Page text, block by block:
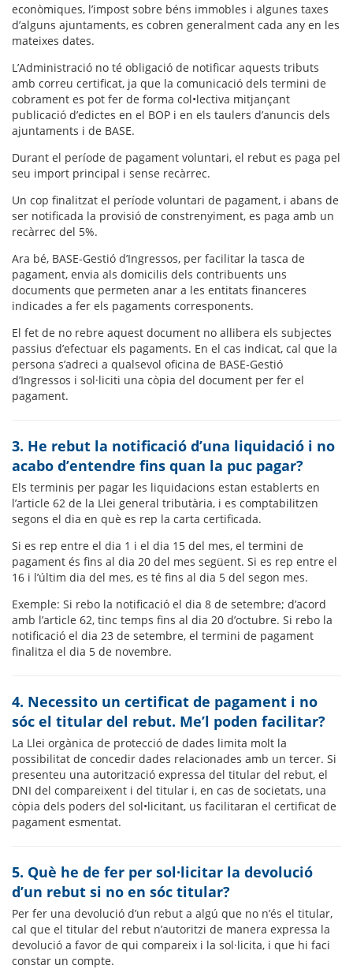
econòmiques, l’impost sobre béns immobles i algunes taxes
d’alguns ajuntaments, es cobren generalment cada any en les
mateixes dates.
L’Administració no té obligació de notificar aquests tributs
amb correu certificat, ja que la comunicació dels termini de
cobrament es pot fer de forma col•lectiva mitjançant
publicació d’edictes en el BOP i en els taulers d’anuncis dels
ajuntaments i de BASE.
Durant el període de pagament voluntari, el rebut es paga pel
seu import principal i sense recàrrec.
Un cop finalitzat el període voluntari de pagament, i abans de
ser notificada la provisió de constrenyiment, es paga amb un
recàrrec del 5%.
Ara bé, BASE-Gestió d’Ingressos, per facilitar la tasca de
pagament, envia als domicilis dels contribuents uns
documents que permeten anar a les entitats financeres
indicades a fer els pagaments corresponents.
El fet de no rebre aquest document no allibera els subjectes
passius d’efectuar els pagaments. En el cas indicat, cal que la
persona s’adreci a qualsevol oficina de BASE-Gestió
d’Ingressos i sol·liciti una còpia del document per fer el
pagament.
3. He rebut la notificació d’una liquidació i no
acabo d’entendre fins quan la puc pagar?
Els terminis per pagar les liquidacions estan establerts en
l’article 62 de la Llei general tributària, i es comptabilitzen
segons el dia en què es rep la carta certificada.
Si es rep entre el dia 1 i el dia 15 del mes, el termini de
pagament és fins al dia 20 del mes següent. Si es rep entre el
16 i l’últim dia del mes, es té fins al dia 5 del segon mes.
Exemple: Si rebo la notificació el dia 8 de setembre; d’acord
amb l’article 62, tinc temps fins al dia 20 d’octubre. Si rebo la
notificació el dia 23 de setembre, el termini de pagament
finalitza el dia 5 de novembre.
4. Necessito un certificat de pagament i no
sóc el titular del rebut. Me’l poden facilitar?
La Llei orgànica de protecció de dades limita molt la
possibilitat de concedir dades relacionades amb un tercer. Si
presenteu una autorització expressa del titular del rebut, el
DNI del compareixent i del titular i, en cas de societats, una
còpia dels poders del sol•licitant, us facilitaran el certificat de
pagament esmentat.
5. Què he de fer per sol·licitar la devolució
d’un rebut si no en sóc titular?
Per fer una devolució d’un rebut a algú que no n’és el titular,
cal que el titular del rebut n’autoritzi de manera expressa la
devolució a favor de qui compareix i la sol·licita, i que hi faci
constar un compte.